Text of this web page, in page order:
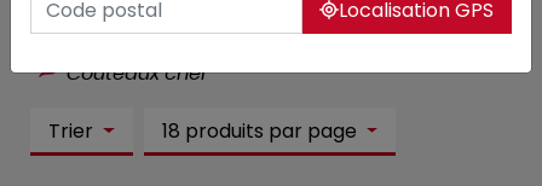
Couteaux chef
Trier 18 produits par page
Localisation GPS